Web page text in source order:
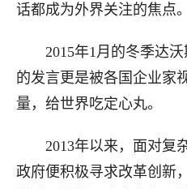
话都成为外界关注的焦点。
2015年1月的冬季达沃
的发言更是被各国企业家
量，给世界吃定心丸。
2013年以来，面对复
政府便积极寻求改革创新